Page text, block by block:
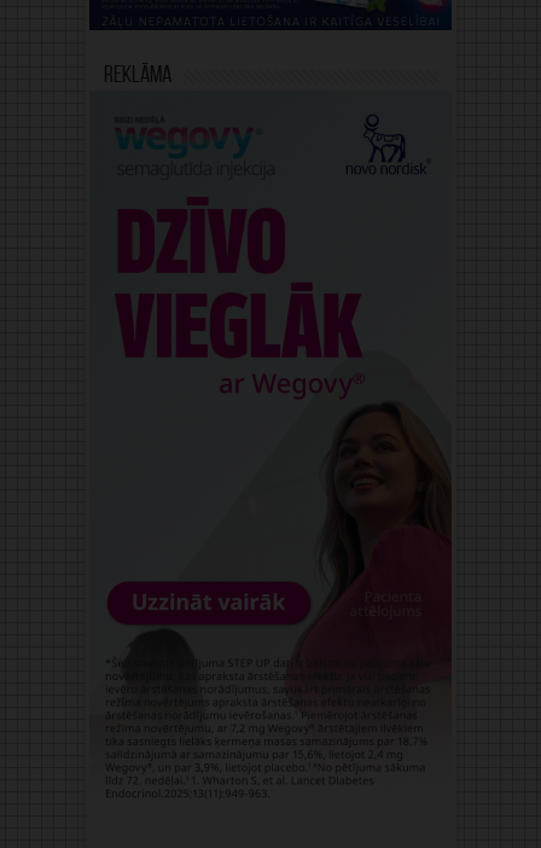
Reklāma